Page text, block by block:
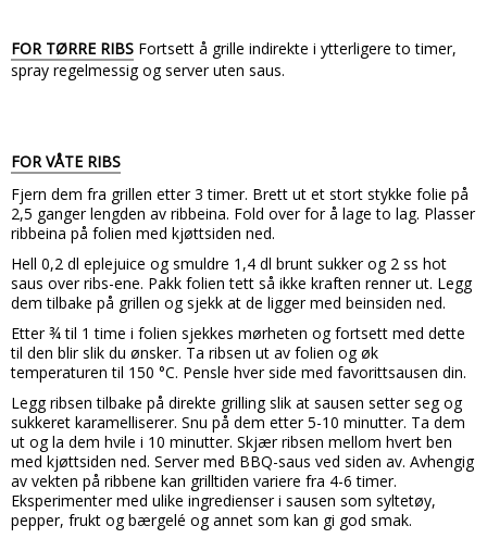
FOR TØRRE RIBS Fortsett å grille indirekte i ytterligere to timer,
spray regelmessig og server uten saus.
FOR VÅTE RIBS
Fjern dem fra grillen etter 3 timer. Brett ut et stort stykke folie på
2,5 ganger lengden av ribbeina. Fold over for å lage to lag. Plasser
ribbeina på folien med kjøttsiden ned.
Hell 0,2 dl eplejuice og smuldre 1,4 dl brunt sukker og 2 ss hot
saus over ribs-ene. Pakk folien tett så ikke kraften renner ut. Legg
dem tilbake på grillen og sjekk at de ligger med beinsiden ned.
Etter ¾ til 1 time i folien sjekkes mørheten og fortsett med dette
til den blir slik du ønsker. Ta ribsen ut av folien og øk
temperaturen til 150 °C. Pensle hver side med favorittsausen din.
Legg ribsen tilbake på direkte grilling slik at sausen setter seg og
sukkeret karamelliserer. Snu på dem etter 5-10 minutter. Ta dem
ut og la dem hvile i 10 minutter. Skjær ribsen mellom hvert ben
med kjøttsiden ned. Server med BBQ-saus ved siden av. Avhengig
av vekten på ribbene kan grilltiden variere fra 4-6 timer.
Eksperimenter med ulike ingredienser i sausen som syltetøy,
pepper, frukt og bærgelé og annet som kan gi god smak.